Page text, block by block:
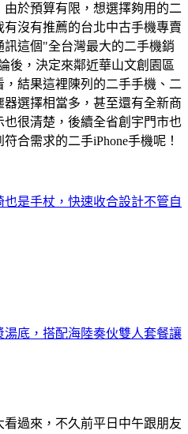
於預算有限，想選擇夠用的二
沒有推薦的台北中古手機專賣
這個"全台灣最大的二手機銷
後，決定來鄰近華山文創園區
結果這裡陳列的二手手機、二
選擇相當多，甚至還有全新商
很清楚，後續全省創宇門市也
合需求的二手iPhone手機呢！
也是手杖，快速收合設計不管自
湯底，搭配海陸奏伙雙人套餐讓
過來，不久前平日中午跟朋友